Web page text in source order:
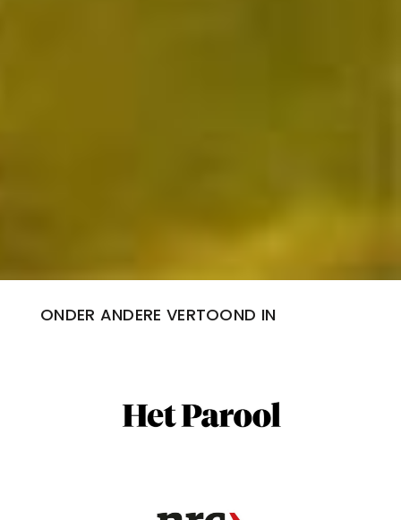
ONDER ANDERE VERTOOND IN